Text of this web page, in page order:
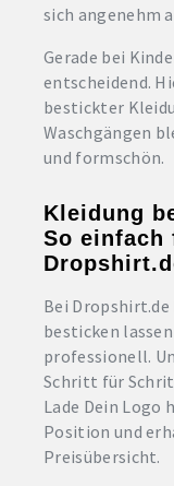
sich angenehm
Gerade bei
entscheidend.
bestickter
Waschgängen
und formschön.
Kleidung
So einfach
Bei Dropshirt.de
besticken
professionell.
Schritt für
Lade Dein Logo
Position und
Preisübersicht.